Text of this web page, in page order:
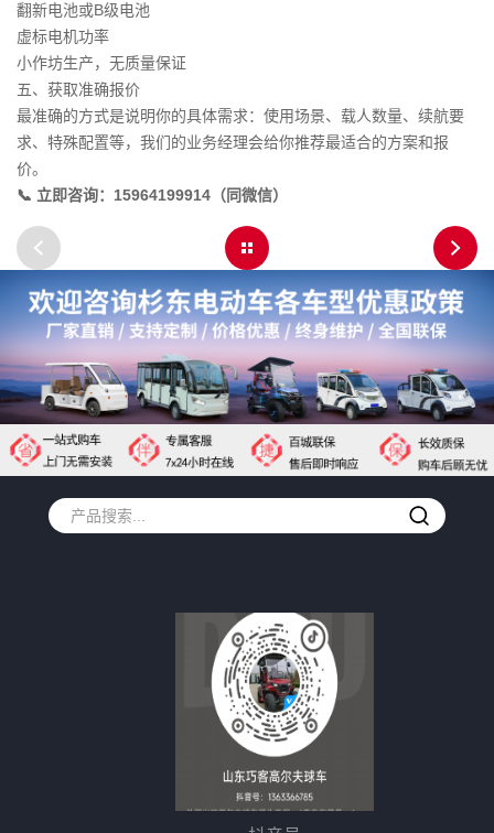
翻新电池或B级电池
虚标电机功率
小作坊生产，无质量保证
五、获取准确报价
最准确的方式是说明你的具体需求：使用场景、载人数量、续航要
求、特殊配置等，我们的业务经理会给你推荐最适合的方案和报
价。
📞 立即咨询：15964199914（同微信）